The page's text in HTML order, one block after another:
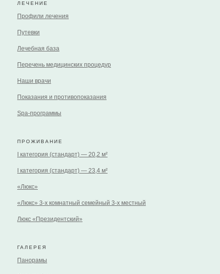
ЛЕЧЕНИЕ
Профили лечения
Путевки
Лечебная база
Перечень медицинских процедур
Наши врачи
Показания и противопоказания
Spa-программы
ПРОЖИВАНИЕ
I категория (стандарт) — 20,2 м²
I категория (стандарт) — 23,4 м²
«Люкс»
«Люкс» 3-х комнатный семейный 3-х местный
Люкс «Президентский»
ГАЛЕРЕЯ
Панорамы